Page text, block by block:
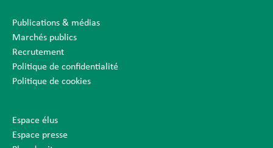
Publications & médias
Marchés publics
Recrutement
Politique de confidentialité
Politique de cookies
Espace élus
Espace presse